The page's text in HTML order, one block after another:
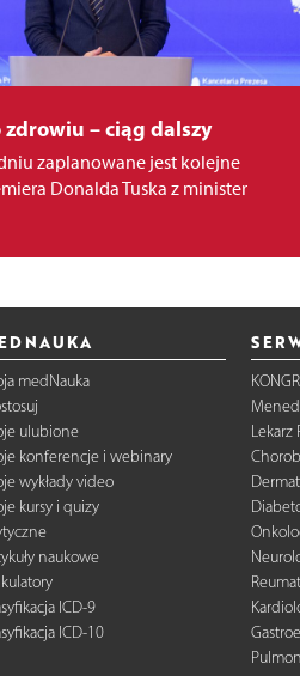
zdrowiu – ciąg dalszy
zaplanowane jest kolejne
Donalda Tuska z minister
medNauka
ulubione
konferencje i webinary
wykłady video
kursy i quizy
naukowe
ICD-9
ICD-10
Lekarz